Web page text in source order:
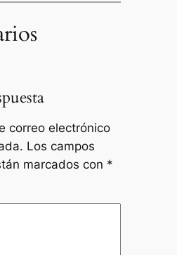
correo electrónico
Los campos
marcados con *